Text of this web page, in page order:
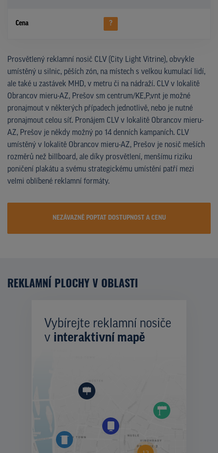
Cena ?
Prosvětlený reklamní nosič CLV (City Light Vitrine), obvykle
umístěný u silnic, pěších zón, na místech s velkou kumulací lidí,
ale také u zastávek MHD, v metru či na nádraží. CLV v lokalitě
Obrancov mieru-AZ, Prešov sm centrum/KE,P,vnt je možné
pronajmout v některých případech jednotlivě, nebo je nutné
pronajmout celou síť. Pronájem CLV v lokalitě Obrancov mieru-
AZ, Prešov je někdy možný po 14 denních kampaních. CLV
umístěný v lokalitě Obrancov mieru-AZ, Prešov je nosič meších
rozměrů než billboard, ale díky prosvětlení, menšímu riziku
poničení plakátu a svému strategickému umístění patří mezi
velmi oblíbené reklamní formáty.
NEZÁVAZNĚ POPTAT DOSTUPNOST A CENU
REKLAMNÍ PLOCHY V OBLASTI
Vybírejte reklamní nosiče
v interaktivní mapě